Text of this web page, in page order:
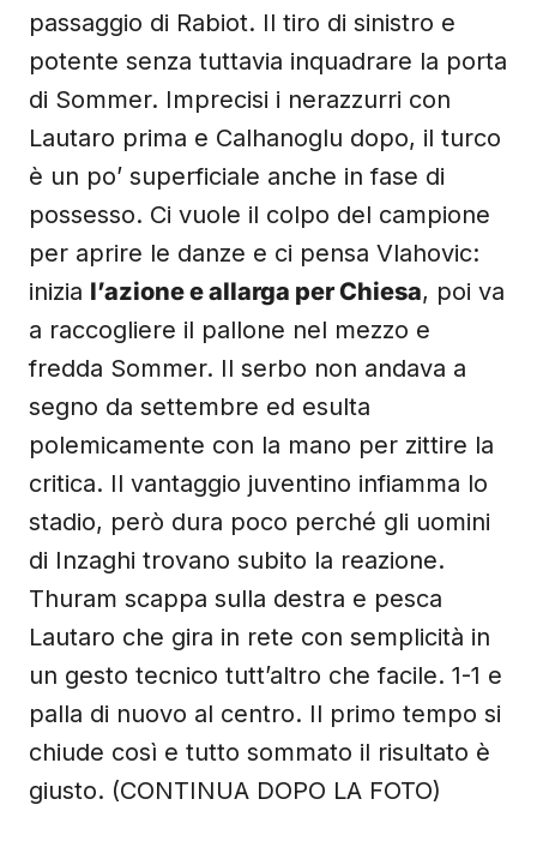
passaggio di Rabiot. Il tiro di sinistro e
potente senza tuttavia inquadrare la porta
di Sommer. Imprecisi i nerazzurri con
Lautaro prima e Calhanoglu dopo, il turco
è un po’ superficiale anche in fase di
possesso. Ci vuole il colpo del campione
per aprire le danze e ci pensa Vlahovic:
inizia l’azione e allarga per Chiesa, poi va
a raccogliere il pallone nel mezzo e
fredda Sommer. Il serbo non andava a
segno da settembre ed esulta
polemicamente con la mano per zittire la
critica. Il vantaggio juventino infiamma lo
stadio, però dura poco perché gli uomini
di Inzaghi trovano subito la reazione.
Thuram scappa sulla destra e pesca
Lautaro che gira in rete con semplicità in
un gesto tecnico tutt’altro che facile. 1-1 e
palla di nuovo al centro. Il primo tempo si
chiude così e tutto sommato il risultato è
giusto. (CONTINUA DOPO LA FOTO)